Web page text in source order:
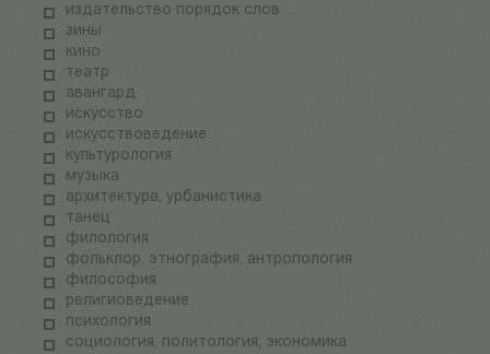
издательство порядок слов
зины
кино
театр
авангард
искусство
искусствоведение
культурология
музыка
архитектура, урбанистика
танец
филология
фольклор, этнография, антропология
философия
религиоведение
психология
социология, политология, экономика